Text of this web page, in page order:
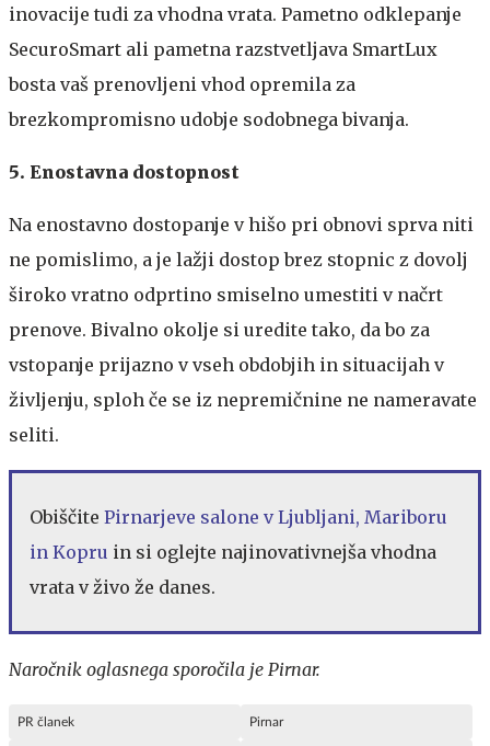
inovacije tudi za vhodna vrata. Pametno odklepanje
SecuroSmart ali pametna razstvetljava SmartLux
bosta vaš prenovljeni vhod opremila za
brezkompromisno udobje sodobnega bivanja.
5. Enostavna dostopnost
Na enostavno dostopanje v hišo pri obnovi sprva niti
ne pomislimo, a je lažji dostop brez stopnic z dovolj
široko vratno odprtino smiselno umestiti v načrt
prenove. Bivalno okolje si uredite tako, da bo za
vstopanje prijazno v vseh obdobjih in situacijah v
življenju, sploh če se iz nepremičnine ne nameravate
seliti.
Obiščite Pirnarjeve salone v Ljubljani, Mariboru
in Kopru in si oglejte najinovativnejša vhodna
vrata v živo že danes.
Naročnik oglasnega sporočila je Pirnar.
PR članek Pirnar